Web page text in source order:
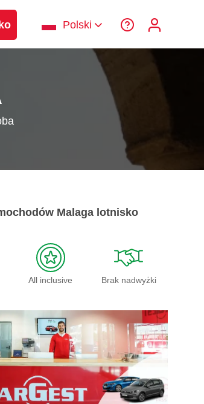
Polski
Malaga lotnisko
All inclusive Brak nadwyżki